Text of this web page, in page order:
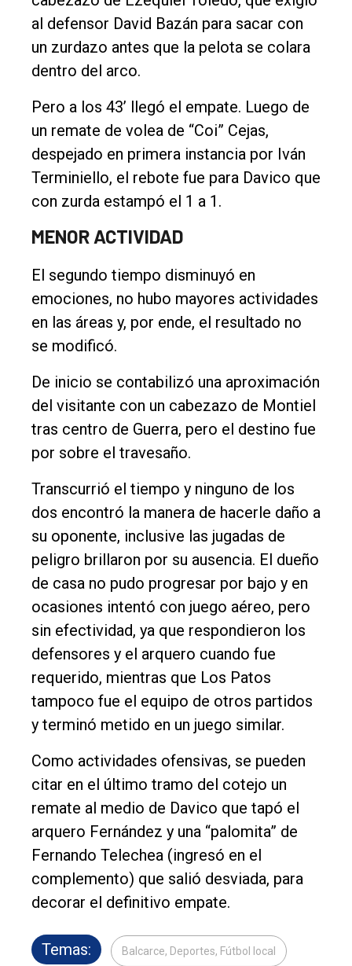
al defensor David Bazán para sacar con
un zurdazo antes que la pelota se colara
dentro del arco.
Pero a los 43’ llegó el empate. Luego de
un remate de volea de “Coi” Cejas,
despejado en primera instancia por Iván
Terminiello, el rebote fue para Davico que
con zurda estampó el 1 a 1.
MENOR ACTIVIDAD
El segundo tiempo disminuyó en
emociones, no hubo mayores actividades
en las áreas y, por ende, el resultado no
se modificó.
De inicio se contabilizó una aproximación
del visitante con un cabezazo de Montiel
tras centro de Guerra, pero el destino fue
por sobre el travesaño.
Transcurrió el tiempo y ninguno de los
dos encontró la manera de hacerle daño a
su oponente, inclusive las jugadas de
peligro brillaron por su ausencia. El dueño
de casa no pudo progresar por bajo y en
ocasiones intentó con juego aéreo, pero
sin efectividad, ya que respondieron los
defensores y el arquero cuando fue
requerido, mientras que Los Patos
tampoco fue el equipo de otros partidos
y terminó metido en un juego similar.
Como actividades ofensivas, se pueden
citar en el último tramo del cotejo un
remate al medio de Davico que tapó el
arquero Fernández y una “palomita” de
Fernando Telechea (ingresó en el
complemento) que salió desviada, para
decorar el definitivo empate.
Temas: Balcarce, Deportes, Fútbol local